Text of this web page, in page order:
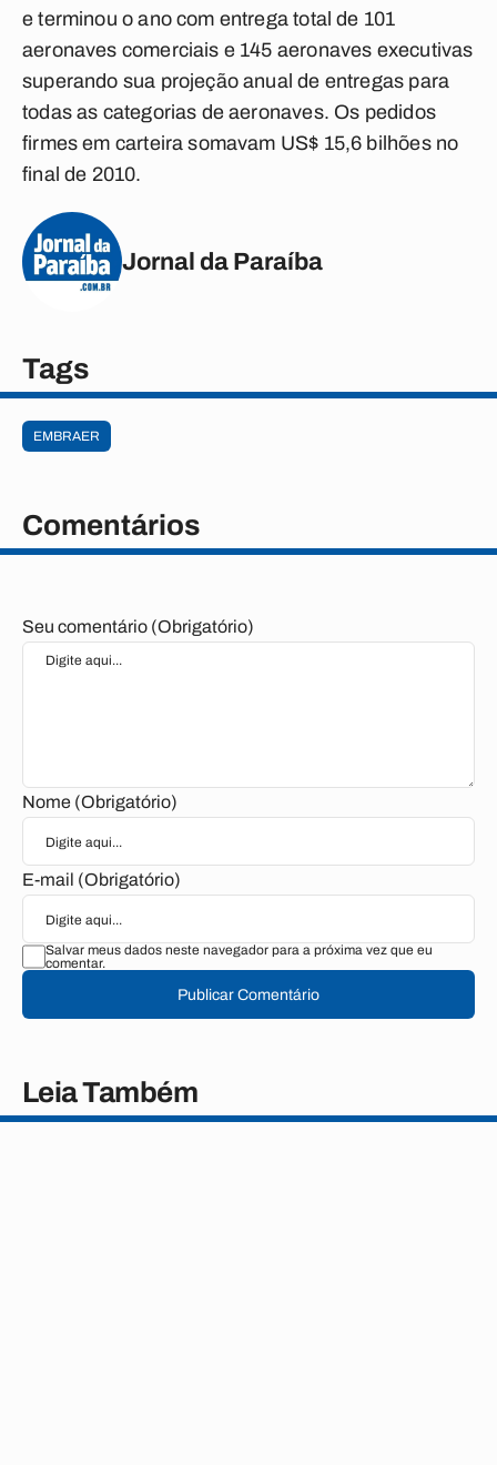
e terminou o ano com entrega total de 101
aeronaves comerciais e 145 aeronaves executivas
superando sua projeção anual de entregas para
todas as categorias de aeronaves. Os pedidos
firmes em carteira somavam US$ 15,6 bilhões no
final de 2010.
Jornal da Paraíba
Tags
EMBRAER
Comentários
Seu comentário (Obrigatório)
Nome (Obrigatório)
E-mail (Obrigatório)
Salvar meus dados neste navegador para a próxima vez que eu
comentar.
Publicar Comentário
Leia Também